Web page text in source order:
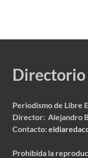
Directorio
Periodismo de Libre
Director: Alejandro
Contacto:
Prohibida la